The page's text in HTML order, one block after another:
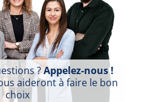
?Appelez-nous !
aideront à faire le bon
choix